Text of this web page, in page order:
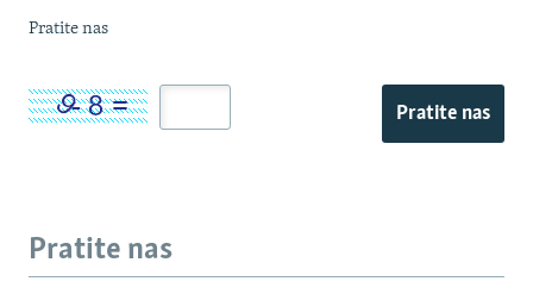
Pratite nas
Pratite nas
Pratite nas